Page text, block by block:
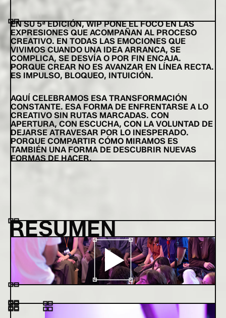
EN SU 5ª EDICIÓN, WIP PONE EL FOCO EN LAS
EXPRESIONES QUE ACOMPAÑAN AL PROCESO
CREATIVO. EN TODAS LAS EMOCIONES QUE
VIVIMOS CUANDO UNA IDEA ARRANCA, SE
COMPLICA, SE DESVÍA O POR FIN ENCAJA.
PORQUE CREAR NO ES AVANZAR EN LÍNEA RECTA.
ES IMPULSO, BLOQUEO, INTUICIÓN.
AQUÍ CELEBRAMOS ESA TRANSFORMACIÓN
CONSTANTE. ESA FORMA DE ENFRENTARSE A LO
CREATIVO SIN RUTAS MARCADAS. CON
APERTURA, CON ESCUCHA, CON LA VOLUNTAD DE
DEJARSE ATRAVESAR POR LO INESPERADO.
PORQUE COMPARTIR CÓMO MIRAMOS ES
TAMBIÉN UNA FORMA DE DESCUBRIR NUEVAS
FORMAS DE HACER.
RESUMEN